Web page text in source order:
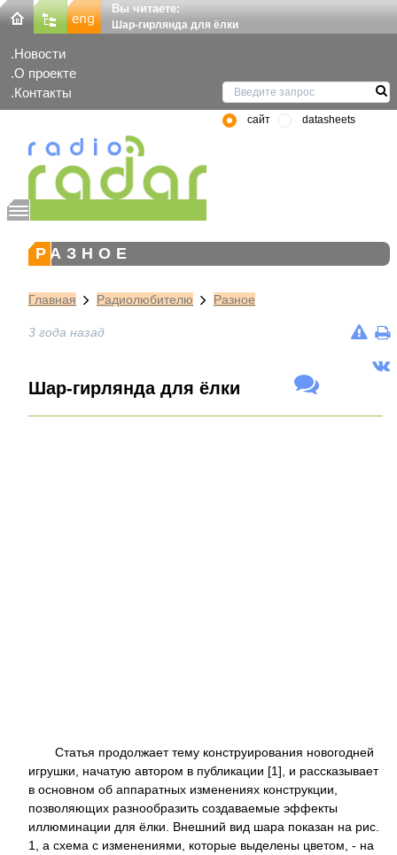
Вы читаете:
Шар-гирлянда для ёлки
Новости
О проекте
Контакты
сайт datasheets
РАЗНОЕ
Главная Радиолюбителю Разное
3 года назад
Шар-гирлянда для ёлки
Статья продолжает тему конструирования новогодней
игрушки, начатую автором в публикации [1], и рассказывает
в основном об аппаратных изменениях конструкции,
позволяющих разнообразить создаваемые эффекты
иллюминации для ёлки. Внешний вид шара показан на рис.
1, а схема с изменениями, которые выделены цветом, - на